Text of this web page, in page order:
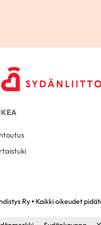
Ry • Kaikki oikeudet